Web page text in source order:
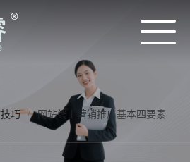
巧 / 网站线上营销推广基本四要素